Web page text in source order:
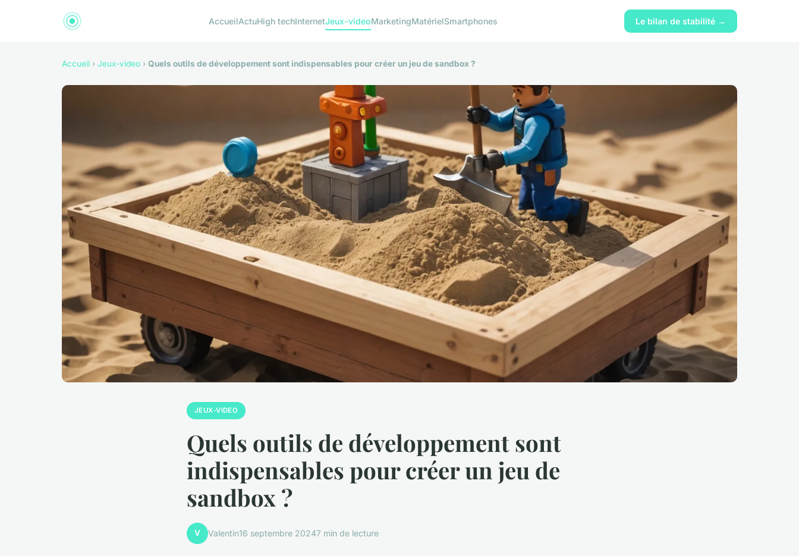
AccueilActuHigh techInternetJeux-videoMarketingMatérielSmartphones Le bilan de stabilité →
Accueil › Jeux-video › Quels outils de développement sont indispensables pour créer un jeu de sandbox ?
JEUX-VIDEO
Quels outils de développement sont
indispensables pour créer un jeu de
sandbox ?
V Valentin16 septembre 20247 min de lecture